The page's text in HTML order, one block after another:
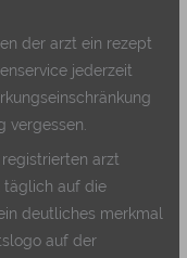
der arzt ein rezept
jederzeit
vergessen.
arzt
täglich auf die
deutliches merkmal
auf der